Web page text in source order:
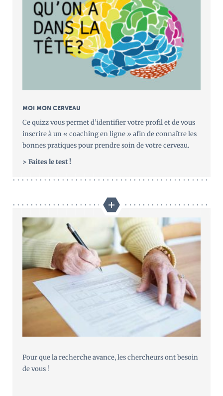
MOI MON CERVEAU
Ce quizz vous permet d’identifier votre profil et de vous
inscrire à un « coaching en ligne » afin de connaître les
bonnes pratiques pour prendre soin de votre cerveau.
> Faites le test !
Pour que la recherche avance, les chercheurs ont besoin
de vous !